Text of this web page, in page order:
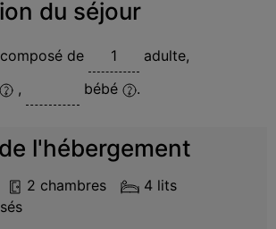
du séjour
de adulte,
, bébé .
l'hébergement
2 chambres
4 lits